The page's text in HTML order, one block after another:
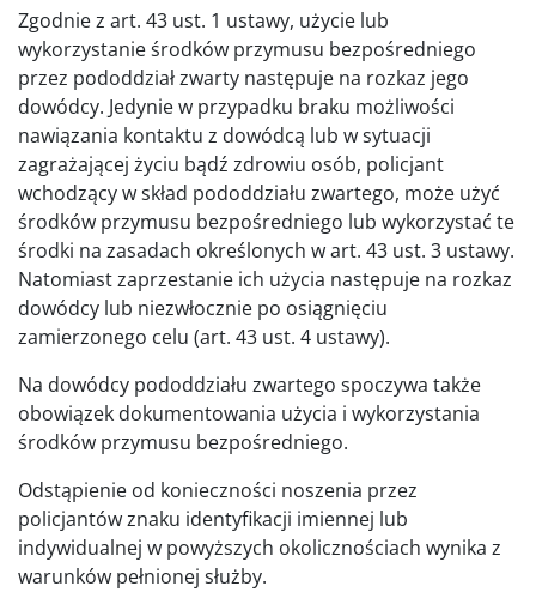
Zgodnie z art. 43 ust. 1 ustawy, użycie lub
wykorzystanie środków przymusu bezpośredniego
przez pododdział zwarty następuje na rozkaz jego
dowódcy. Jedynie w przypadku braku możliwości
nawiązania kontaktu z dowódcą lub w sytuacji
zagrażającej życiu bądź zdrowiu osób, policjant
wchodzący w skład pododdziału zwartego, może użyć
środków przymusu bezpośredniego lub wykorzystać te
środki na zasadach określonych w art. 43 ust. 3 ustawy.
Natomiast zaprzestanie ich użycia następuje na rozkaz
dowódcy lub niezwłocznie po osiągnięciu
zamierzonego celu (art. 43 ust. 4 ustawy).
Na dowódcy pododdziału zwartego spoczywa także
obowiązek dokumentowania użycia i wykorzystania
środków przymusu bezpośredniego.
Odstąpienie od konieczności noszenia przez
policjantów znaku identyfikacji imiennej lub
indywidualnej w powyższych okolicznościach wynika z
warunków pełnionej służby.